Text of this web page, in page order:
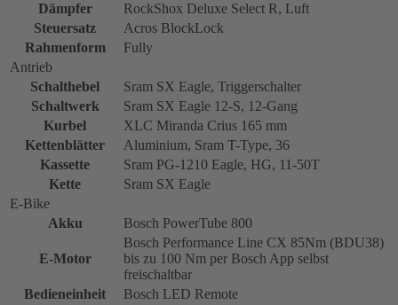
Dämpfer
RockShox Deluxe Select R, Luft
Steuersatz
Acros BlockLock
Rahmenform
Fully
Antrieb
Schalthebel
Sram SX Eagle, Triggerschalter
Schaltwerk
Sram SX Eagle 12-S, 12-Gang
Kurbel
XLC Miranda Crius 165 mm
Kettenblätter
Aluminium, Sram T-Type, 36
Kassette
Sram PG-1210 Eagle, HG, 11-50T
Kette
Sram SX Eagle
E-Bike
Akku
Bosch PowerTube 800
E-Motor
Bosch Performance Line CX 85Nm (BDU38)
bis zu 100 Nm per Bosch App selbst
freischaltbar
Bedieneinheit
Bosch LED Remote